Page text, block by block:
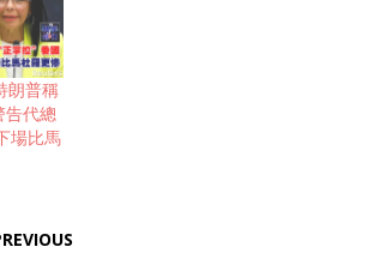
朗普稱
告代總
場比馬